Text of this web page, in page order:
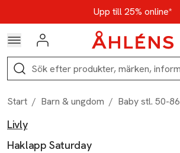
Hoppa till navigationsmenynUpp till 25% online*
Kod: AUG25 - Shoppa nu
Logga in
Sök
Start / Barn & ungdom / Baby stl. 50-86
Produktbilder
Hoppa över bildspelet
Livly
Haklapp Saturday
Produktinformation